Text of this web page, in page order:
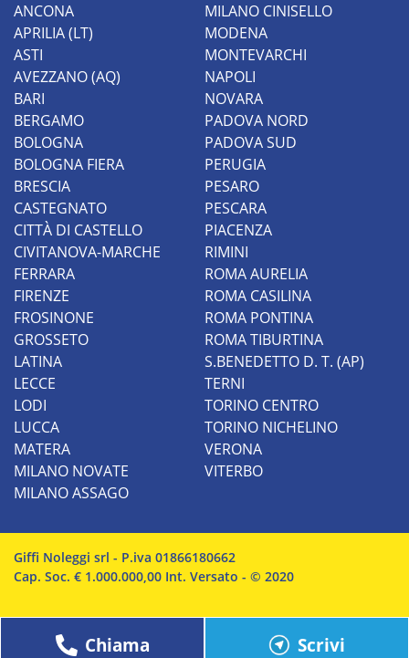
ANCONA
APRILIA (LT)
ASTI
AVEZZANO (AQ)
BARI
BERGAMO
BOLOGNA
BOLOGNA FIERA
BRESCIA
CASTEGNATO
CITTÀ DI CASTELLO
CIVITANOVA-MARCHE
FERRARA
FIRENZE
FROSINONE
GROSSETO
LATINA
LECCE
LODI
LUCCA
MATERA
MILANO NOVATE
MILANO ASSAGO
MILANO CINISELLO
MODENA
MONTEVARCHI
NAPOLI
NOVARA
PADOVA NORD
PADOVA SUD
PERUGIA
PESARO
PESCARA
PIACENZA
RIMINI
ROMA AURELIA
ROMA CASILINA
ROMA PONTINA
ROMA TIBURTINA
S.BENEDETTO D. T. (AP)
TERNI
TORINO CENTRO
TORINO NICHELINO
VERONA
VITERBO
Giffi Noleggi srl - P.iva 01866180662
Cap. Soc. € 1.000.000,00 Int. Versato - © 2020
Chiama Scrivi